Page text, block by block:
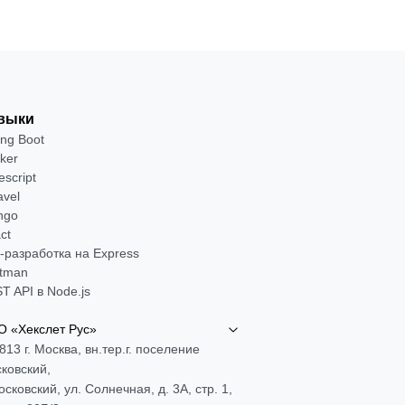
Boot
разработка на Express
API в Node.js
«Хекслет Рус»
г. Москва, вн.тер.г. поселение
ул. Солнечная, д. 3А, стр. 1,